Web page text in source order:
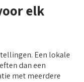
elk
Een lokale
dan een
met meerdere